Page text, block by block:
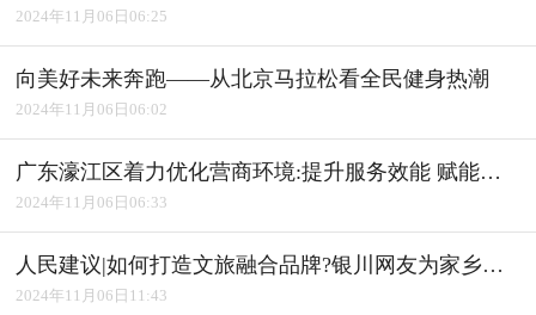
2024年11月06日06:25
向美好未来奔跑――从北京马拉松看全民健身热潮
2024年11月06日06:02
广东濠江区着力优化营商环境:提升服务效能 赋能产业发展
2024年11月06日06:33
人民建议|如何打造文旅融合品牌?银川网友为家乡建言获积极回应
2024年11月06日11:43